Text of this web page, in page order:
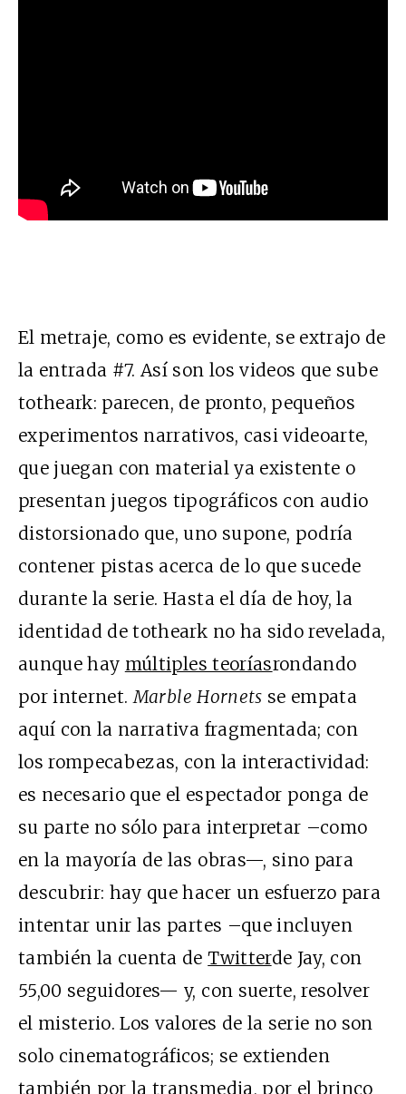
El metraje, como es evidente, se extrajo de
la entrada #7. Así son los videos que sube
totheark: parecen, de pronto, pequeños
experimentos narrativos, casi videoarte,
que juegan con material ya existente o
presentan juegos tipográficos con audio
distorsionado que, uno supone, podría
contener pistas acerca de lo que sucede
durante la serie. Hasta el día de hoy, la
identidad de totheark no ha sido revelada,
aunque hay múltiples teoríasrondando
por internet.Marble Hornets se empata
aquí con la narrativa fragmentada; con
los rompecabezas, con la interactividad:
es necesario que el espectador ponga de
su parte no sólo para interpretar –como
en la mayoría de las obras—, sino para
descubrir: hay que hacer un esfuerzo para
intentar unir las partes –que incluyen
también la cuenta deTwitterde Jay, con
55,00 seguidores— y, con suerte, resolver
el misterio. Los valores de la serie no son
solo cinematográficos; se extienden
también por la transmedia, por el brinco